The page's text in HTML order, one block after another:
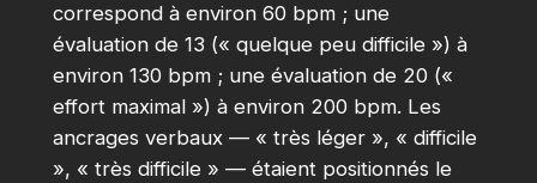
correspond à environ 60 bpm ; une
évaluation de 13 (« quelque peu difficile ») à
environ 130 bpm ; une évaluation de 20 («
effort maximal ») à environ 200 bpm. Les
ancrages verbaux — « très léger », « difficile
», « très difficile » — étaient positionnés le